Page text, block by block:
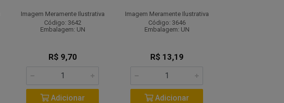
Imagem Meramente Ilustrativa
Código: 3642
Embalagem: UN
R$ 9,70
Adicionar
Imagem Meramente Ilustrativa
Código: 3646
Embalagem: UN
R$ 13,19
Adicionar